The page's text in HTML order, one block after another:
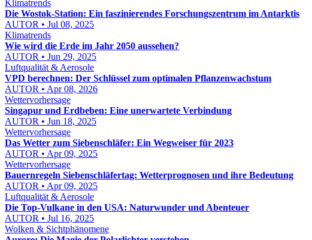
Klimatrends
Die Wostok-Station: Ein faszinierendes Forschungszentrum im Antarktis
AUTOR • Jul 08, 2025
Klimatrends
Wie wird die Erde im Jahr 2050 aussehen?
AUTOR • Jun 29, 2025
Luftqualität & Aerosole
VPD berechnen: Der Schlüssel zum optimalen Pflanzenwachstum
AUTOR • Apr 08, 2026
Wettervorhersage
Singapur und Erdbeben: Eine unerwartete Verbindung
AUTOR • Jun 18, 2025
Wettervorhersage
Das Wetter zum Siebenschläfer: Ein Wegweiser für 2023
AUTOR • Apr 09, 2025
Wettervorhersage
Bauernregeln Siebenschläfertag: Wetterprognosen und ihre Bedeutung
AUTOR • Apr 09, 2025
Luftqualität & Aerosole
Die Top-Vulkane in den USA: Naturwunder und Abenteuer
AUTOR • Jul 16, 2025
Wolken & Sichtphänomene